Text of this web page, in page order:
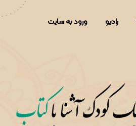
رادیو ورود به سایت